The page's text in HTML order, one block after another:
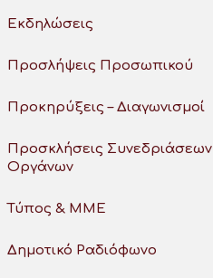
Εκδηλώσεις
Προσλήψεις Προσωπικού
Προκηρύξεις – Διαγωνισμοί
Προσκλήσεις Συνεδριάσεων
Οργάνων
Τύπος & ΜΜΕ
Δημοτικό Ραδιόφωνο